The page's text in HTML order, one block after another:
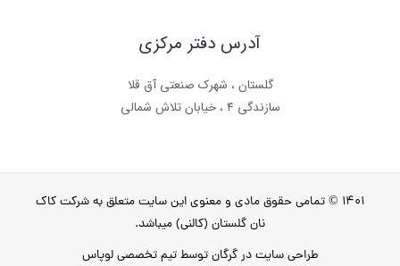
آدرس دفتر مرکزی
گلستان ، شهرک صنعتی آق قلا
سازندگی ۴ ، خیابان تلاش شمالی
۱۴۰۱ © تمامی حقوق مادی و معنوی این سایت متعلق به شرکت کاک
نان گلستان (کالنی) میباشد.
طراحی سایت در گرگانتوسط تیم تخصصی لوپاس